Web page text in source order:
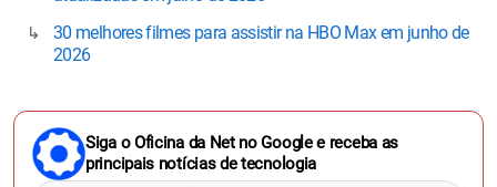
30 melhores filmes para assistir na HBO Max em junho de
2026
Siga o Oficina da Net no Google e receba as
principais notícias de tecnologia